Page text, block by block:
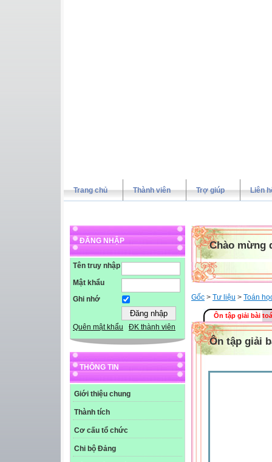
Trang chủ Thành viên Trợ giúp Liên
ĐĂNG NHẬP
Tên truy nhập
Mật khẩu
Ghi nhớ
Quên mật khẩu ĐK thành viên
THÔNG TIN
Giới thiệu chung
Thành tích
Cơ cấu tổ chức
Chi bộ Đảng
Chào mừng
Gốc > Tư liệu > Toán
Ôn tập giải bài
Ôn tập giải